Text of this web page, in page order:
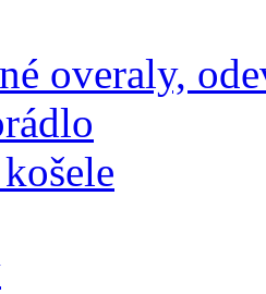
overaly,